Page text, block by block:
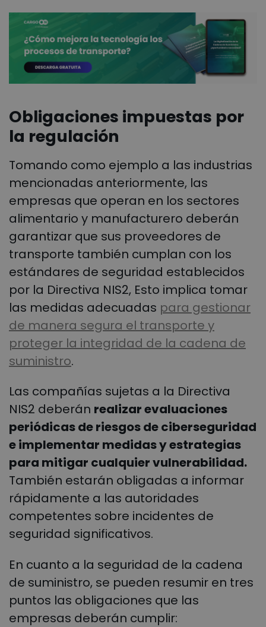
Obligaciones impuestas por
la regulación
Tomando como ejemplo a las industrias
mencionadas anteriormente, las
empresas que operan en los sectores
alimentario y manufacturero deberán
garantizar que sus proveedores de
transporte también cumplan con los
estándares de seguridad establecidos
por la Directiva NIS2, Esto implica tomar
las medidas adecuadas para gestionar
de manera segura el transporte y
proteger la integridad de la cadena de
suministro.
Las compañías sujetas a la Directiva
NIS2 deberán realizar evaluaciones
periódicas de riesgos de ciberseguridad
e implementar medidas y estrategias
para mitigar cualquier vulnerabilidad.
También estarán obligadas a informar
rápidamente a las autoridades
competentes sobre incidentes de
seguridad significativos.
En cuanto a la seguridad de la cadena
de suministro, se pueden resumir en tres
puntos las obligaciones que las
empresas deberán cumplir: